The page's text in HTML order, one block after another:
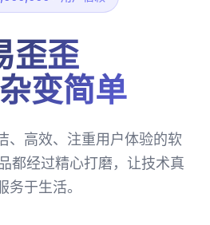
歪歪
变简单
、高效、注重用户体验的软
都经过精心打磨，让技术真
务于生活。